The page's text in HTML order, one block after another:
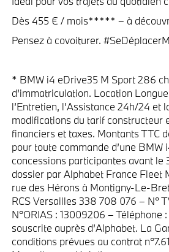
Dès 455 € / mois***** – à
Pensez à covoiturer.
* BMW i4 eDrive35 M Sport 286
d’immatriculation. Location
l’Entretien, l’Assistance 24h/24 et
modifications du tarif constructeur
financiers et taxes. Montants TTC
pour toute commande d’une
concessions participantes avant le
dossier par Alphabet France Fleet
rue des Hérons à Montigny-Le-
RCS Versailles 338 708 076 – N°
N°ORIAS : 13009206 – Téléphone
souscrite auprès d’Alphabet. La
conditions prévues au contrat